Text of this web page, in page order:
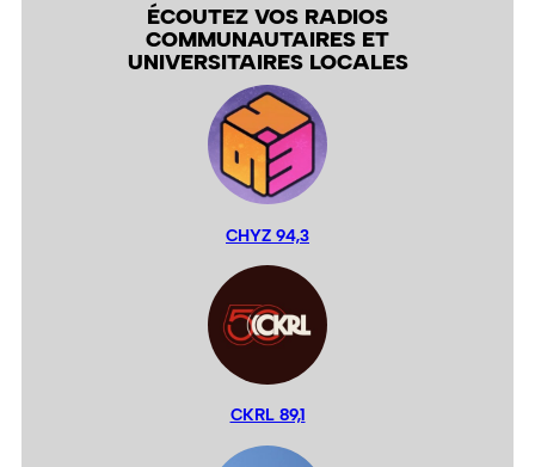
ÉCOUTEZ VOS RADIOS
COMMUNAUTAIRES ET
UNIVERSITAIRES LOCALES
CHYZ 94,3
CKRL 89,1